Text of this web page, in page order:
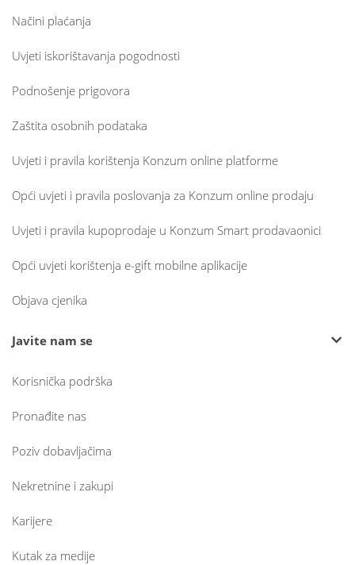
Načini plaćanja
Uvjeti iskorištavanja pogodnosti
Podnošenje prigovora
Zaštita osobnih podataka
Uvjeti i pravila korištenja Konzum online platforme
Opći uvjeti i pravila poslovanja za Konzum online prodaju
Uvjeti i pravila kupoprodaje u Konzum Smart prodavaonici
Opći uvjeti korištenja e-gift mobilne aplikacije
Objava cjenika
Javite nam se
Korisnička podrška
Pronađite nas
Poziv dobavljačima
Nekretnine i zakupi
Karijere
Kutak za medije